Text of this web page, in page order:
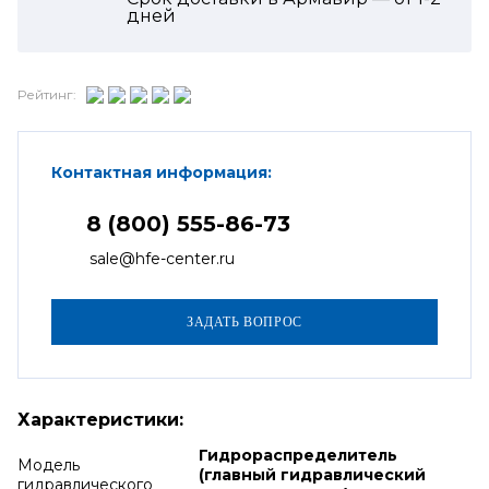
дней
Рейтинг:
Контактная информация:
8 (800) 555-86-73
sale@hfe-center.ru
Характеристики:
Модель
гидравлического
Гидрораспределитель
(главный гидравлический